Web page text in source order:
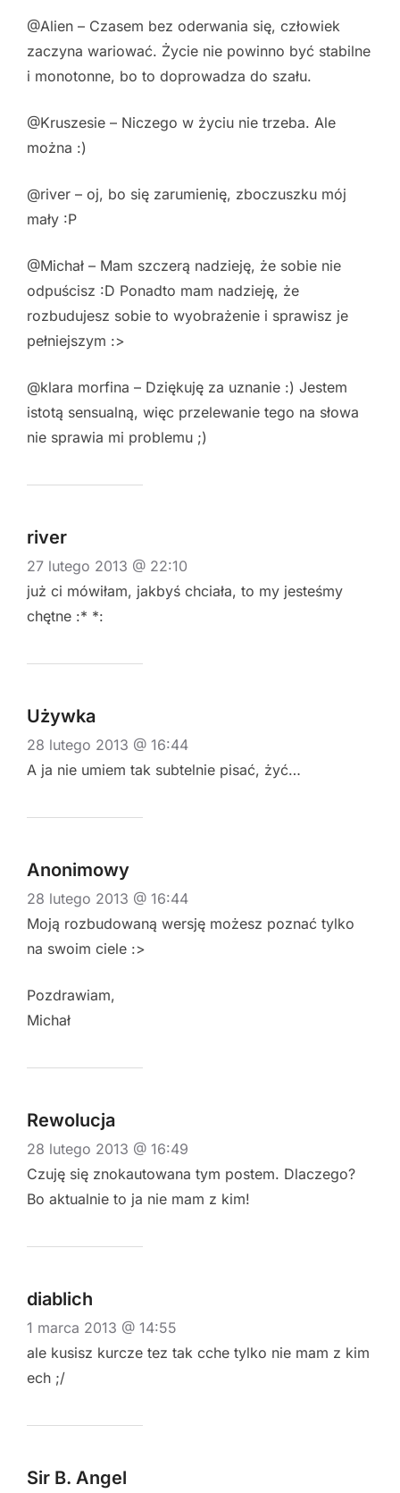
@Alien – Czasem bez oderwania się, człowiek
zaczyna wariować. Życie nie powinno być stabilne
i monotonne, bo to doprowadza do szału.
@Kruszesie – Niczego w życiu nie trzeba. Ale
można :)
@river – oj, bo się zarumienię, zboczuszku mój
mały :P
@Michał – Mam szczerą nadzieję, że sobie nie
odpuścisz :D Ponadto mam nadzieję, że
rozbudujesz sobie to wyobrażenie i sprawisz je
pełniejszym :>
@klara morfina – Dziękuję za uznanie :) Jestem
istotą sensualną, więc przelewanie tego na słowa
nie sprawia mi problemu ;)
river
27 lutego 2013 @ 22:10
już ci mówiłam, jakbyś chciała, to my jesteśmy
chętne :* *:
Używka
28 lutego 2013 @ 16:44
A ja nie umiem tak subtelnie pisać, żyć…
Anonimowy
28 lutego 2013 @ 16:44
Moją rozbudowaną wersję możesz poznać tylko
na swoim ciele :>
Pozdrawiam,
Michał
Rewolucja
28 lutego 2013 @ 16:49
Czuję się znokautowana tym postem. Dlaczego?
Bo aktualnie to ja nie mam z kim!
diablich
1 marca 2013 @ 14:55
ale kusisz kurcze tez tak cche tylko nie mam z kim
ech ;/
Sir B. Angel